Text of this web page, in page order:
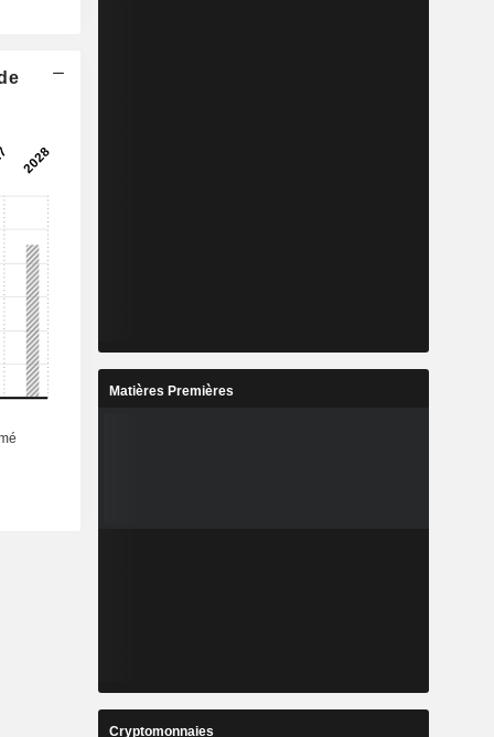
Matières Premières
Cryptomonnaies